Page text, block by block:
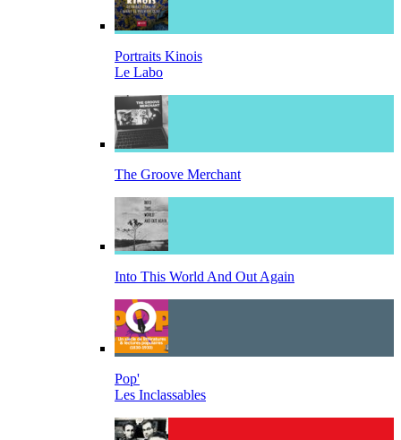
Portraits Kinois
Le Labo
The Groove Merchant
Into This World And Out Again
Pop'
Les Inclassables